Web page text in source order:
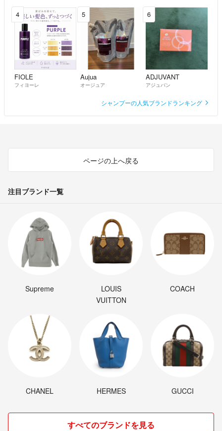
※専用出品の長時間放置は
一旦、削除させて
頂くことがあります。
上記のルールを守って頂ける方は
フォローもして頂ければ嬉しいです。
ありますので、
ご購入ください
何の理由もなく
付けられる方は
正当な理由がある場合は
ブロックは致しません
4
FIOLE
フィヨーレ
5
Aujua
オージュア
6
ADJUVANT
アジュバン
シャンプーの人気ブランドランキング
ページの上へ戻る
注目ブランド一覧
Supreme
LOUIS
VUITTON
COACH
CHANEL HERMES GUCCI
すべてのブランドを見る